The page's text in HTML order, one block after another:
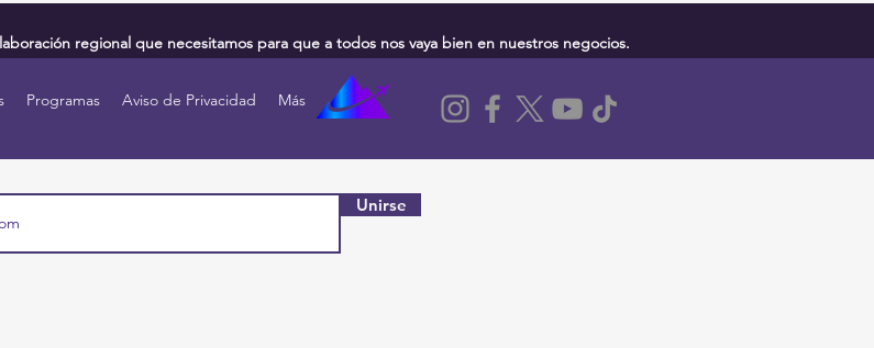
regional que necesitamos para que a todos nos vaya bien en nuestros negocios.
Programas Aviso de Privacidad Más
Unirse